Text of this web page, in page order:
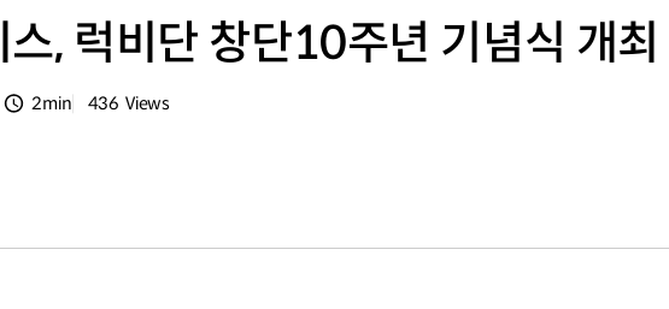
, 럭비단 창단10주년 기념식 개최
2min 436 Views